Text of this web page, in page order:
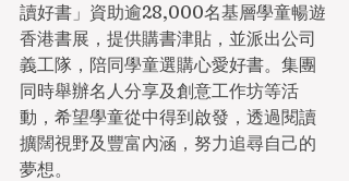
讀好書」資助逾28,000名基層學童暢遊
香港書展，提供購書津貼，並派出公司
義工隊，陪同學童選購心愛好書。集團
同時舉辦名人分享及創意工作坊等活
動，希望學童從中得到啟發，透過閱讀
擴闊視野及豐富內涵，努力追尋自己的
夢想。